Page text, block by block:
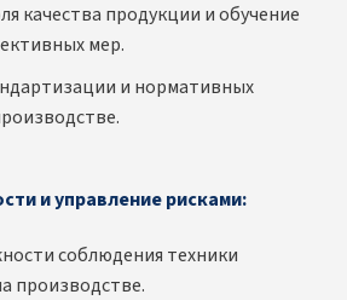
качества продукции и обучение
мер.
и нормативных
и управление рисками:
соблюдения техники
производстве.